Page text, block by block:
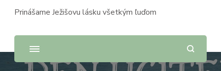
Prinášame Ježišovu lásku všetkým ľuďom